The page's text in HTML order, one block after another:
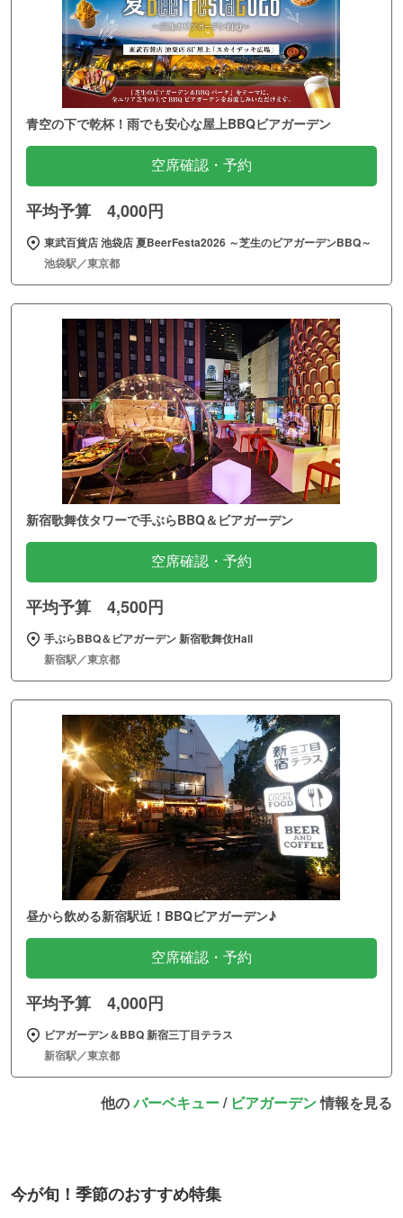
青空の下で乾杯！雨でも安心な屋上BBQビアガーデン
空席確認・予約
平均予算 4,000円
東武百貨店 池袋店 夏BeerFesta2026 ～芝生のビアガーデンBBQ～
池袋駅／東京都
新宿歌舞伎タワーで手ぶらBBQ＆ビアガーデン
空席確認・予約
平均予算 4,500円
手ぶらBBQ＆ビアガーデン 新宿歌舞伎Hall
新宿駅／東京都
昼から飲める新宿駅近！BBQビアガーデン♪
空席確認・予約
平均予算 4,000円
ビアガーデン＆BBQ 新宿三丁目テラス
新宿駅／東京都
他のバーベキュー/ ビアガーデン情報を見る
今が旬！季節のおすすめ特集